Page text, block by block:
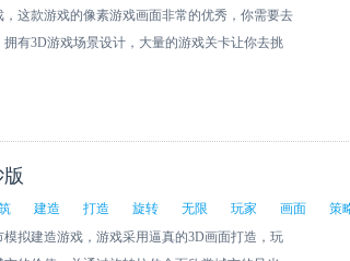
这款游戏的像素游戏画面非常的优秀，你需要去
有3D游戏场景设计，大量的游戏关卡让你去挑
建造 打造 旋转 无限 玩家 画面 策
拟建造游戏，游戏采用逼真的3D画面打造，玩